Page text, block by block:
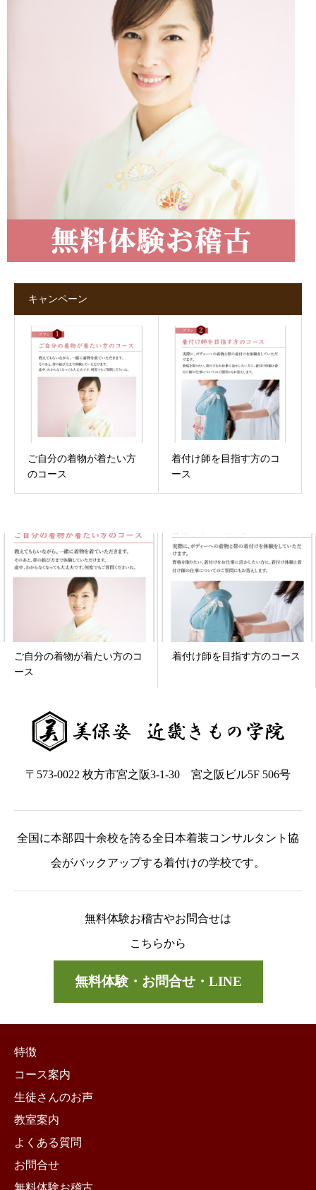
キャンペーン
ご自分の着物が着たい方
のコース
着付け師を目指す方のコ
ース
ご自分の着物が着たい方のコ
ース
着付け師を目指す方のコース
〒573-0022 枚方市宮之阪3-1-30 宮之阪ビル5F 506号
全国に本部四十余校を誇る全日本着装コンサルタント協
会がバックアップする着付けの学校です。
無料体験お稽古やお問合せは
こちらから
無料体験・お問合せ・LINE
特徴
コース案内
生徒さんのお声
教室案内
よくある質問
お問合せ
無料体験お稽古